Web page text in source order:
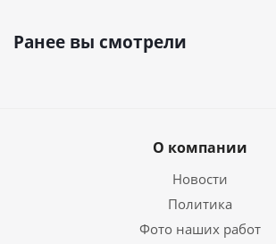
Ранее вы смотрели
О компании
Новости
Политика
Фото наших работ